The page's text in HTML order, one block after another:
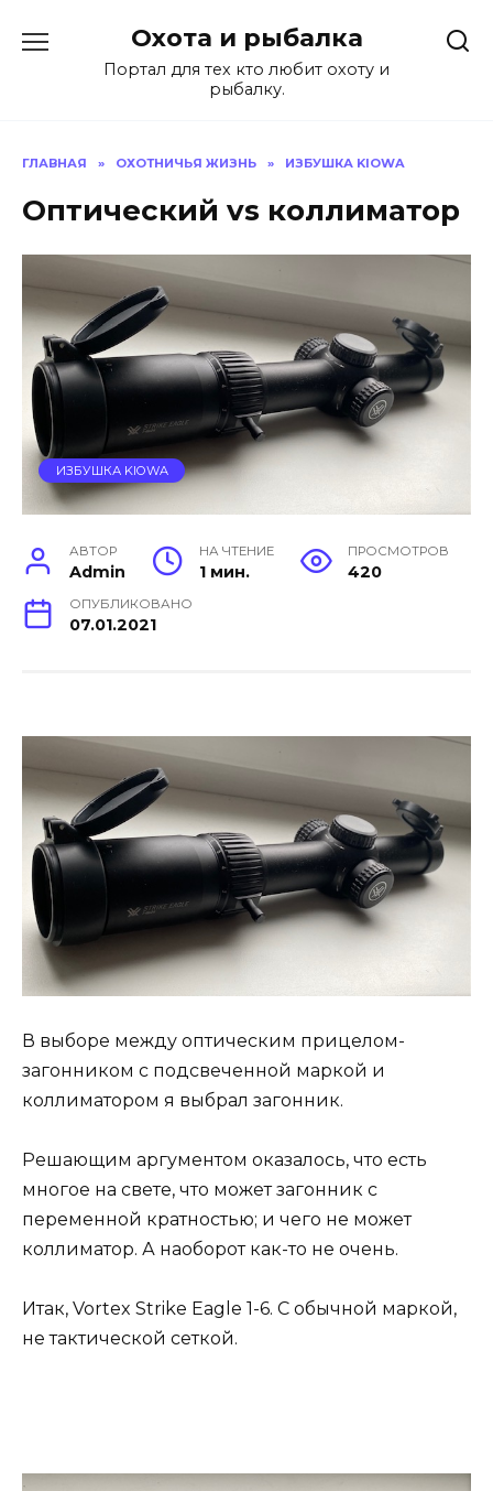
содержанию
Охота и рыбалка
Портал для тех кто любит охоту и
рыбалку.
ГЛАВНАЯ » ОХОТНИЧЬЯ ЖИЗНЬ » ИЗБУШКА KIOWA
Оптический vs коллиматор
ИЗБУШКА KIOWA
АВТОР
Admin
НА ЧТЕНИЕ
1 мин.
ПРОСМОТРОВ
420
ОПУБЛИКОВАНО
07.01.2021
В выборе между оптическим прицелом-
загонником с подсвеченной маркой и
коллиматором я выбрал загонник.
Решающим аргументом оказалось, что есть
многое на свете, что может загонник с
переменной кратностью; и чего не может
коллиматор. А наоборот как-то не очень.
Итак, Vortex Strike Eagle 1-6. С обычной маркой,
не тактической сеткой.